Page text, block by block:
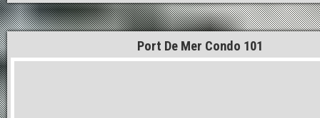
Port De Mer Condo 101